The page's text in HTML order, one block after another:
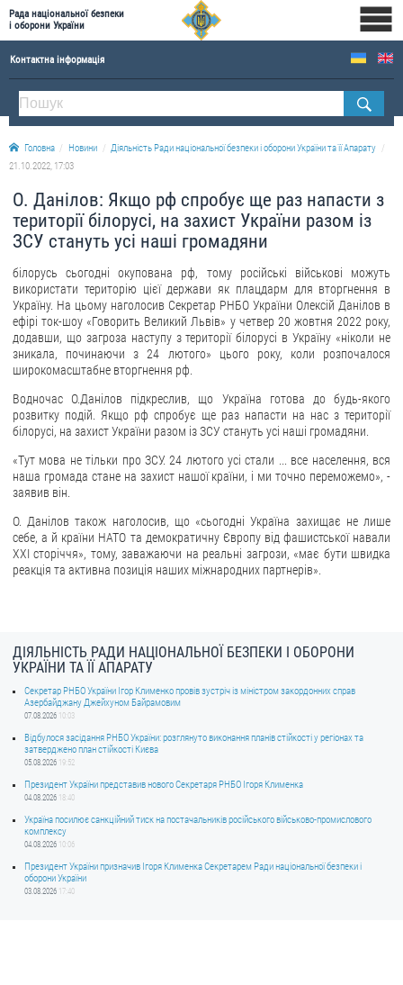
Рада національної безпеки
і оборони України
Контактна інформація
ПРО РНБОУ
Склад Ради національної безпеки і оборони України
Апарат Ради національної безпеки і оборони України
Історична довідка про діяльність Ради національної безпеки і оборони України
ОФІЦІЙНІ ДОКУМЕНТИ
ПРЕСЦЕНТР
Новини
Drone Deals
Фотогалерея
Відеогалерея
ЗВЕРНЕННЯ ГРОМАДЯН
Електронне звернення
ДОСТУП ДО ПУБЛІЧНОЇ ІНФОРМАЦІЇ
Організація доступу до публічної інформації
Питання запобігання корупції
Публічні закупівлі
Внутрішній аудит
ДЕРЖАВНИЙ РЕЄСТР САНКЦІЙ
Головна Новини
Діяльність Ради національної безпеки і оборони України та її Апарату
21.10.2022, 17:03
О. Данілов: Якщо рф спробує ще раз напасти з
території білорусі, на захист України разом із
ЗСУ стануть усі наші громадяни
білорусь сьогодні окупована рф, тому російські військові можуть
використати територію цієї держави як плацдарм для вторгнення в
Україну. На цьому наголосив Секретар РНБО України Олексій Данілов в
ефірі ток-шоу «Говорить Великий Львів» у четвер 20 жовтня 2022 року,
додавши, що загроза наступу з території білорусі в Україну «ніколи не
зникала, починаючи з 24 лютого» цього року, коли розпочалося
широкомасштабне вторгнення рф.
Водночас О.Данілов підкреслив, що Україна готова до будь-якого
розвитку подій. Якщо рф спробує ще раз напасти на нас з території
білорусі, на захист України разом із ЗСУ стануть усі наші громадяни.
«Тут мова не тільки про ЗСУ. 24 лютого усі стали ... все населення, вся
наша громада стане на захист нашої країни, і ми точно переможемо», -
заявив він.
О. Данілов також наголосив, що «сьогодні Україна захищає не лише
себе, а й країни НАТО та демократичну Європу від фашистської навали
XXI сторіччя», тому, заважаючи на реальні загрози, «має бути швидка
реакція та активна позиція наших міжнародних партнерів».
ДІЯЛЬНІСТЬ РАДИ НАЦІОНАЛЬНОЇ БЕЗПЕКИ І ОБОРОНИ
УКРАЇНИ ТА ЇЇ АПАРАТУ
Секретар РНБО України Ігор Клименко провів зустріч із міністром закордонних справ
Азербайджану Джейхуном Байрамовим
07.08.2026 10:03
Відбулося засідання РНБО України: розглянуто виконання планів стійкості у регіонах та
затверджено план стійкості Києва
05.08.2026 19:52
Президент України представив нового Секретаря РНБО Ігоря Клименка
04.08.2026 18:40
Україна посилює санкційний тиск на постачальників російського військово-промислового
комплексу
04.08.2026 10:06
Президент України призначив Ігоря Клименка Секретарем Ради національної безпеки і
оборони України
03.08.2026 17:40